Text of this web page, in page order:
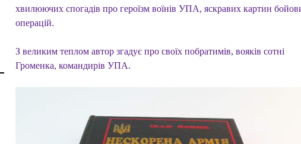
хвилюючих спогадів про героїзм воїнів УПА, яскравих картин
операцій.
З великим теплом автор згадує про своїх побратимів, вояків сотні
Громенка, командирів УПА.